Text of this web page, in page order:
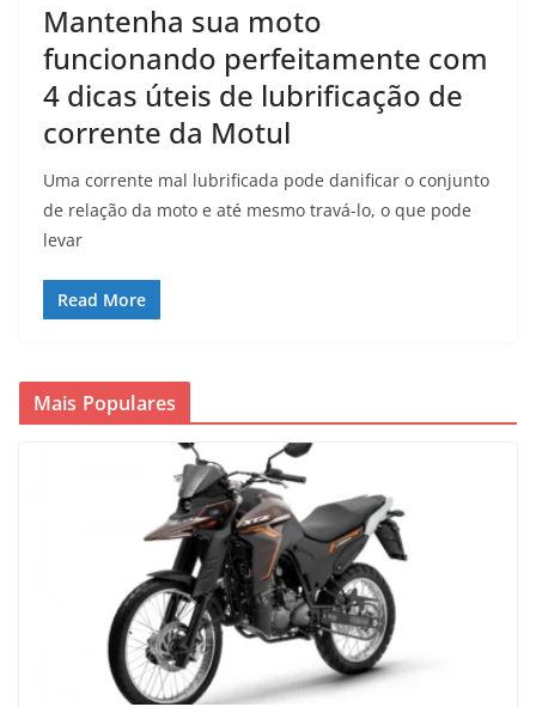
Mantenha sua moto
funcionando perfeitamente com
4 dicas úteis de lubrificação de
corrente da Motul
Uma corrente mal lubrificada pode danificar o conjunto
de relação da moto e até mesmo travá-lo, o que pode
levar
Read More
Mais Populares